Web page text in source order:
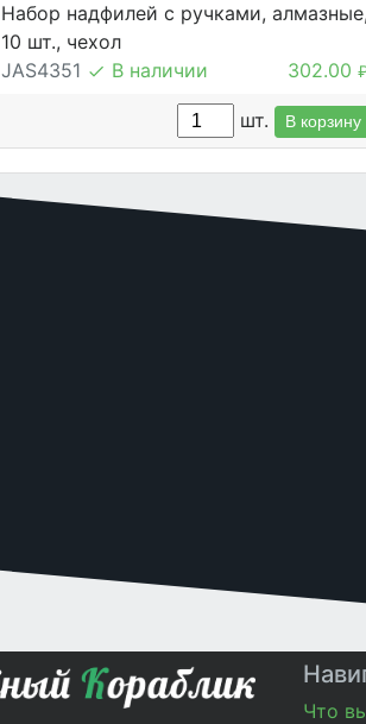
Набор надфилей с ручками, алмазные,
10 шт., чехол
JAS4351
В наличии 302.00
шт. В корзину
Что